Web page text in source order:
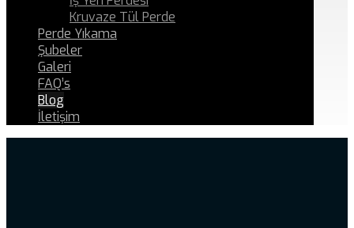
Kruvaze Tül Perde
Perde Yıkama
Şubeler
Galeri
FAQ’s
Blog
İletişim